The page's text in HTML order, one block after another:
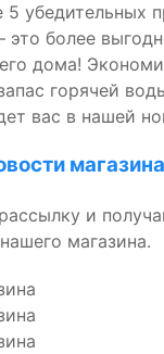
5 убедительных
это более
дома!
горячей
вас в нашей
магазина
и
магазина.